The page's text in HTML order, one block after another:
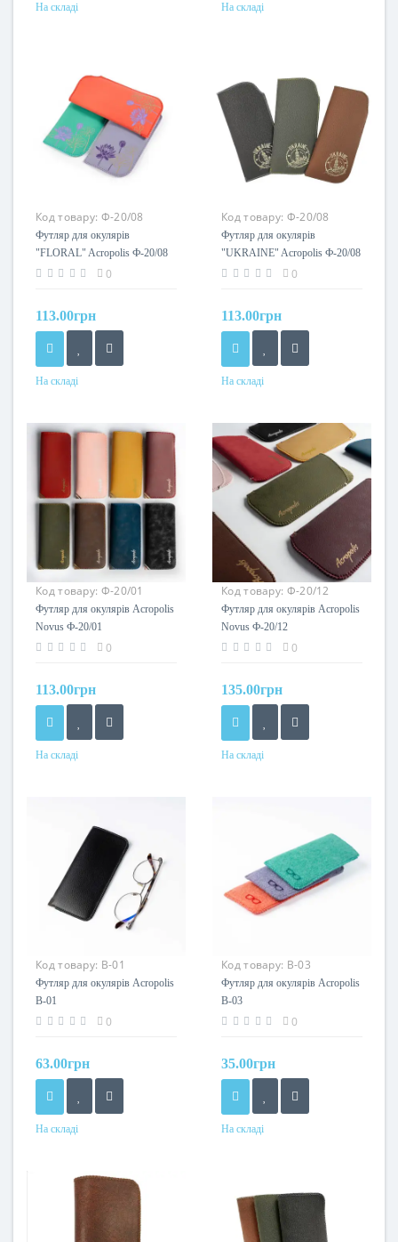
На складі На складі
Код товару: Ф-20/08
(яскраві)
Футляр для окулярів
"FLORAL" Acropolis Ф-20/08
(яскраві)
0
113.00грн
На складі
Код товару: Ф-20/08
(класичні)
Футляр для окулярів
"UKRAINE" Acropolis Ф-20/08
(класичні)
0
113.00грн
На складі
Код товару: Ф-20/01
Novus
Футляр для окулярів Acropolis
Novus Ф-20/01
0
113.00грн
На складі
Код товару: Ф-20/12
Novus
Футляр для окулярів Acropolis
Novus Ф-20/12
0
135.00грн
На складі
Код товару: В-01
Футляр для окулярів Acropolis
В-01
0
63.00грн
На складі
Код товару: В-03
Футляр для окулярів Acropolis
В-03
0
35.00грн
На складі